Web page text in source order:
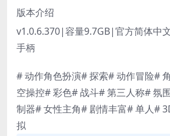
版本介绍
v1.0.6.370|容量9.7GB|官方简体中
手柄
# 动作角色扮演# 探索# 动作冒险#
空操控# 彩色# 战斗# 第三人称# 氛
制器# 女性主角# 剧情丰富# 单人#
拟